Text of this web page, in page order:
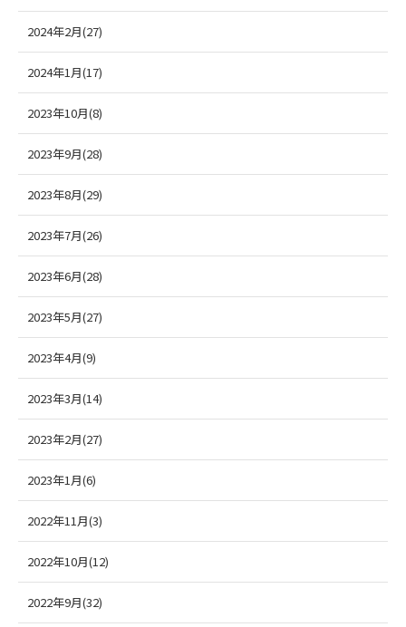
2024年2月(27)
2024年1月(17)
2023年10月(8)
2023年9月(28)
2023年8月(29)
2023年7月(26)
2023年6月(28)
2023年5月(27)
2023年4月(9)
2023年3月(14)
2023年2月(27)
2023年1月(6)
2022年11月(3)
2022年10月(12)
2022年9月(32)